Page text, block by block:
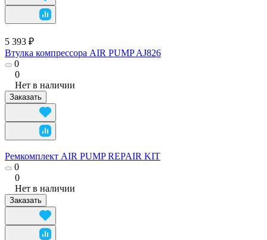
5 393 ₽
Втулка компрессора AIR PUMP AJ826
0
0
Нет в наличии
Заказать
Ремкомплект AIR PUMP REPAIR KIT
0
0
Нет в наличии
Заказать